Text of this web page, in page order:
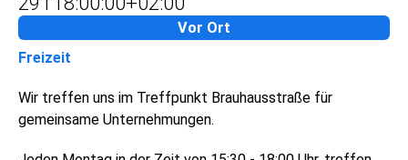
Vor Ort
Freizeit
Wir treffen uns im Treffpunkt Brauhausstraße für
gemeinsame Unternehmungen.